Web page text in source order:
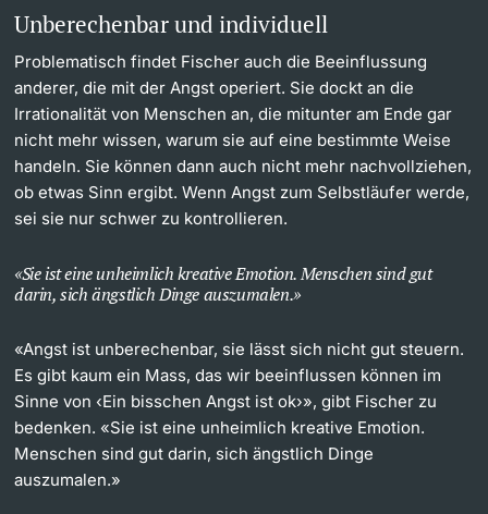
Unberechenbar und individuell
Problematisch findet Fischer auch die Beeinflussung
anderer, die mit der Angst operiert. Sie dockt an die
Irrationalität von Menschen an, die mitunter am Ende gar
nicht mehr wissen, warum sie auf eine bestimmte Weise
handeln. Sie können dann auch nicht mehr nachvollziehen,
ob etwas Sinn ergibt. Wenn Angst zum Selbstläufer werde,
sei sie nur schwer zu kontrollieren.
Sie ist eine unheimlich kreative Emotion. Menschen sind gut
darin, sich ängstlich Dinge auszumalen.
«Angst ist unberechenbar, sie lässt sich nicht gut steuern.
Es gibt kaum ein Mass, das wir beeinflussen können im
Sinne von ‹Ein bisschen Angst ist ok›», gibt Fischer zu
bedenken. «Sie ist eine unheimlich kreative Emotion.
Menschen sind gut darin, sich ängstlich Dinge
auszumalen.»